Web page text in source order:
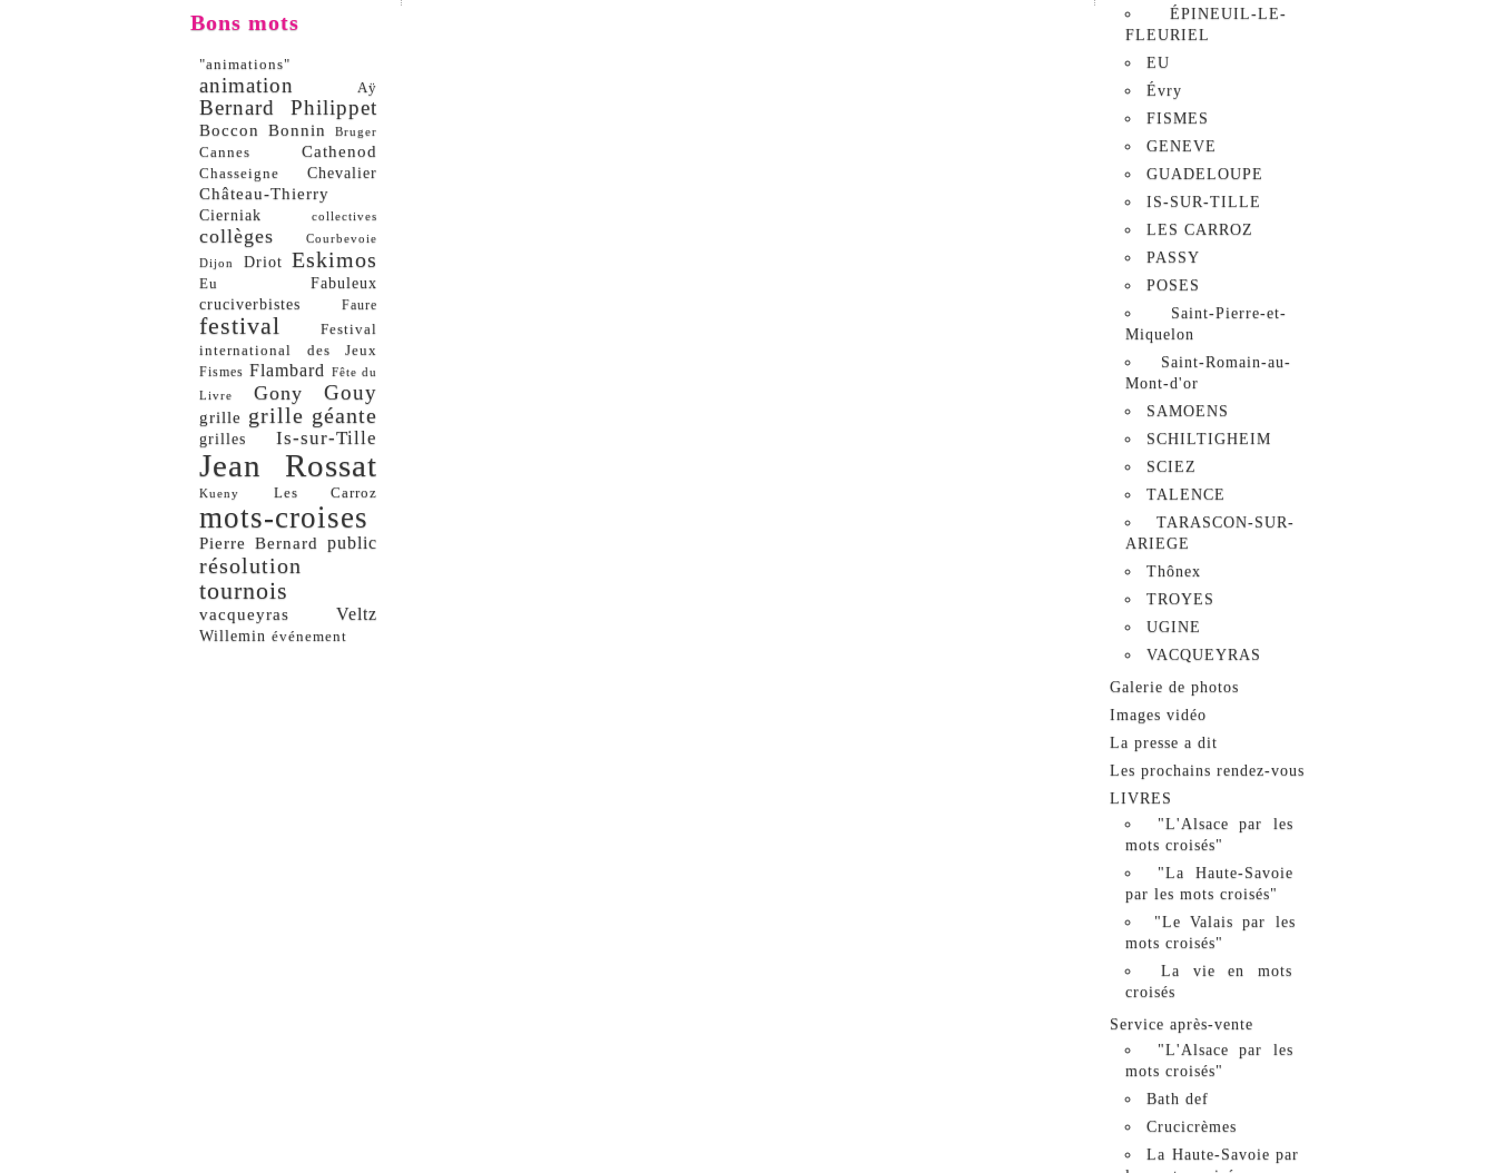
ÉPINEUIL-LE-
FLEURIEL
EU
Évry
FISMES
GENEVE
GUADELOUPE
IS-SUR-TILLE
LES CARROZ
PASSY
POSES
Saint-Pierre-et-
Miquelon
Saint-Romain-au-
Mont-d'or
SAMOENS
SCHILTIGHEIM
SCIEZ
TALENCE
TARASCON-SUR-
ARIEGE
Thônex
TROYES
UGINE
VACQUEYRAS
Galerie de photos
Images vidéo
La presse a dit
Les prochains rendez-vous
LIVRES
"L'Alsace par les
mots croisés"
"La Haute-Savoie
par les mots croisés"
"Le Valais par les
mots croisés"
La vie en mots
croisés
Service après-vente
"L'Alsace par les
mots croisés"
Bath def
Crucicrèmes
La Haute-Savoie par
Bons mots
"animations"
animation Aÿ
Bernard Philippet
Boccon Bonnin Bruger
Cannes Cathenod
Chasseigne Chevalier
Château-Thierry
Cierniak collectives
collèges
Courbevoie
Dijon
Driot Eskimos
Eu
Fabuleux
cruciverbistes
Faure
festival
Festival
international des Jeux
Fismes Flambard
Fête du
Livre
Gony Gouy
grille grille géante
grilles Is-sur-Tille
Jean Rossat
Kueny Les Carroz
mots-croises
Pierre Bernard public
résolution
tournois
vacqueyras Veltz
Willemin événement